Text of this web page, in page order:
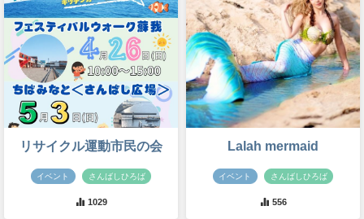
リサイクル運動市民の会
イベント さんばしひろば
1029
Lalah mermaid
イベント さんばしひろば
556